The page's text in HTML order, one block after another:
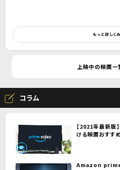
もっと詳しく
上映中の映画一
コラム
【2021年最新版
ける映画おすす
Amazon prime